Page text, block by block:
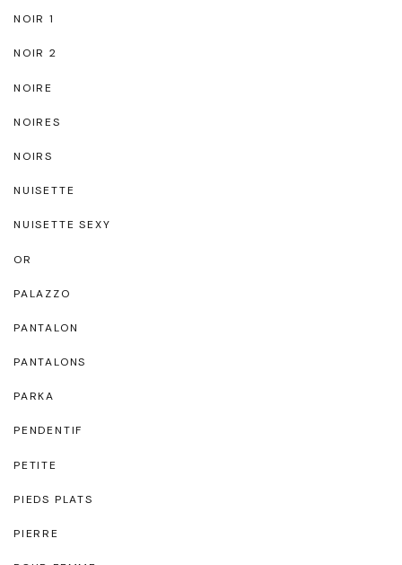
NOIR 1
NOIR 2
NOIRE
NOIRES
NOIRS
NUISETTE
NUISETTE SEXY
OR
PALAZZO
PANTALON
PANTALONS
PARKA
PENDENTIF
PETITE
PIEDS PLATS
PIERRE